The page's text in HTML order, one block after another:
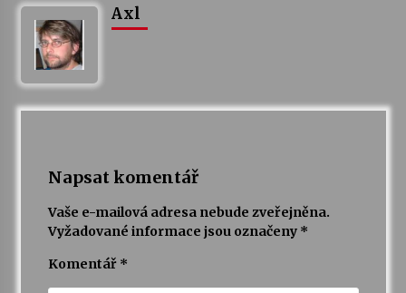
Axl
Napsat komentář
Vaše e-mailová adresa nebude zveřejněna.
Vyžadované informace jsou označeny *
Komentář *